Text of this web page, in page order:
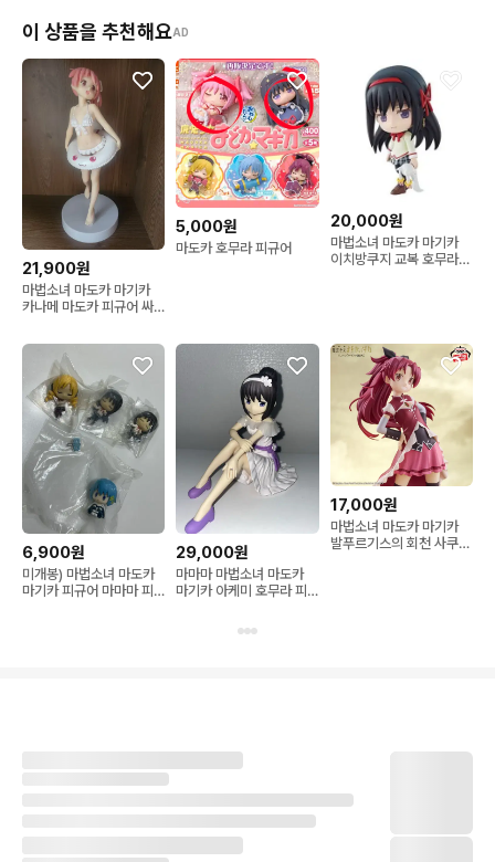
이 상품을 추천해요AD
21,900원
마법소녀 마도카 마기카
카나메 마도카 피규어 싸
5,000원
마도카 호무라 피규어
20,000원
마법소녀 마도카 마기카
이치방쿠지 교복 호무라
6,900원
미개봉) 마법소녀 마도카
마기카 피규어 마마마 피
29,000원
마마마 마법소녀 마도카
마기카 아케미 호무라 피
17,000원
마법소녀 마도카 마기카
발푸르기스의 회천 사쿠라